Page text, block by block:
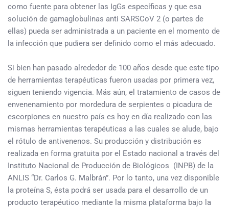
como fuente para obtener las IgGs específicas y que esa
solución de gamaglobulinas anti SARSCoV 2 (o partes de
ellas) pueda ser administrada a un paciente en el momento de
la infección que pudiera ser definido como el más adecuado.
Si bien han pasado alrededor de 100 años desde que este tipo
de herramientas terapéuticas fueron usadas por primera vez,
siguen teniendo vigencia. Más aún, el tratamiento de casos de
envenenamiento por mordedura de serpientes o picadura de
escorpiones en nuestro país es hoy en día realizado con las
mismas herramientas terapéuticas a las cuales se alude, bajo
el rótulo de antivenenos. Su producción y distribución es
realizada en forma gratuita por el Estado nacional a través del
Instituto Nacional de Producción de Biológicos (INPB) de la
ANLIS “Dr. Carlos G. Malbrán”. Por lo tanto, una vez disponible
la proteína S, ésta podrá ser usada para el desarrollo de un
producto terapéutico mediante la misma plataforma bajo la